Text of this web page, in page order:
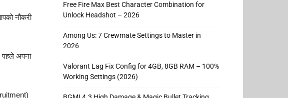
नौकरी
अपना
Free Fire Max Best Character Combination for
Unlock Headshot – 2026
Among Us: 7 Crewmate Settings to Master in
2026
Valorant Lag Fix Config for 4GB, 8GB RAM – 100%
Working Settings (2026)